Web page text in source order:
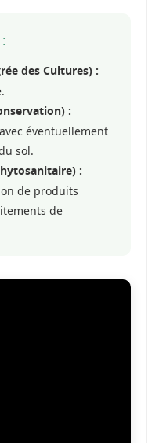
des Cultures) :
:
éventuellement
sol.
:
de produits
de